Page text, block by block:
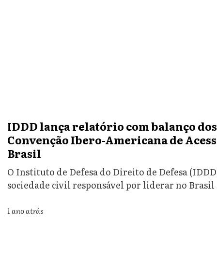
IDDD lança relatório com balanço
Convenção Ibero-Americana de
Brasil
O Instituto de Defesa do Direito de Defesa
sociedade civil responsável por liderar no Brasil
1 ano atrás